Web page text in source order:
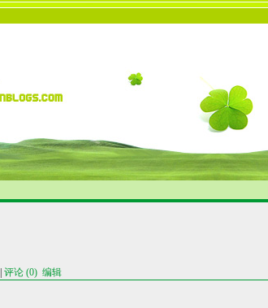
评论 (0) 编辑